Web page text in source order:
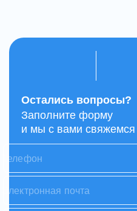
Остались вопросы?
Заполните форму
и мы с вами свяжемся